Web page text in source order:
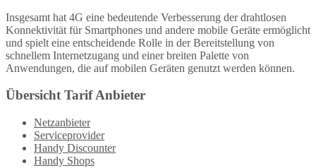
Insgesamt hat 4G eine bedeutende Verbesserung der drahtlosen
Konnektivität für Smartphones und andere mobile Geräte ermöglicht
und spielt eine entscheidende Rolle in der Bereitstellung von
schnellem Internetzugang und einer breiten Palette von
Anwendungen, die auf mobilen Geräten genutzt werden können.
Übersicht Tarif Anbieter
Netzanbieter
Serviceprovider
Handy Discounter
Handy Shops